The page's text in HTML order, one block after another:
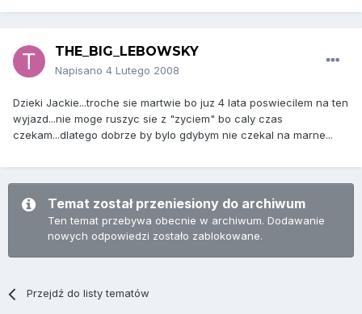
THE_BIG_LEBOWSKY
Napisano 4 Lutego 2008
Dzieki Jackie...troche sie martwie bo juz 4 lata poswiecilem na ten
wyjazd...nie moge ruszyc sie z "zyciem" bo caly czas
czekam...dlatego dobrze by bylo gdybym nie czekal na marne...
Temat został przeniesiony do archiwum
Ten temat przebywa obecnie w archiwum. Dodawanie
nowych odpowiedzi zostało zablokowane.
Przejdź do listy tematów